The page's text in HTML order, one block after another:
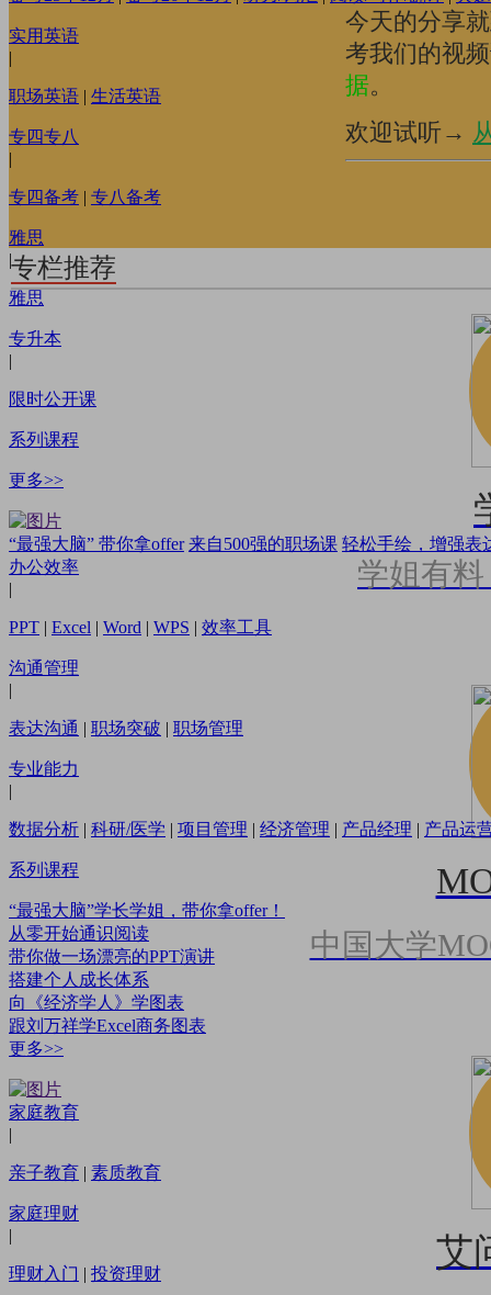
实用英语
|
职场英语 | 生活英语
专四专八
|
专四备考 | 专八备考
雅思
|
雅思
专升本
|
限时公开课
系列课程
更多>>
“最强大脑” 带你拿offer 来自500强的职场课 轻松手绘，增强表
办公效率
|
PPT | Excel | Word | WPS | 效率工具
沟通管理
|
表达沟通 | 职场突破 | 职场管理
专业能力
|
数据分析 | 科研/医学 | 项目管理 | 经济管理 | 产品经理 | 产品运
系列课程
“最强大脑”学长学姐，带你拿offer！
从零开始通识阅读
带你做一场漂亮的PPT演讲
搭建个人成长体系
向《经济学人》学图表
跟刘万祥学Excel商务图表
更多>>
家庭教育
|
亲子教育 | 素质教育
家庭理财
|
理财入门 | 投资理财
今天的分享
考我们的视
据。
欢迎试听→
专栏推荐
学姐有
中国大学
艾